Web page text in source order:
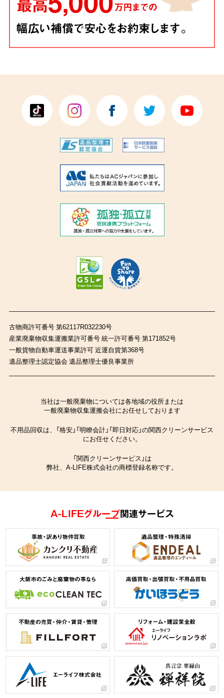
古物商許可番号 第62117R032230号
産業廃棄物収集運搬業許可番号 統一許可番号 第171852号
一般貨物自動車運送事業許可 近運自貨第368号
遺品整理士認定協会 遺品整理士優良事業所
当社は一般廃棄物については各地域の役所または
一般廃棄物収集運搬会社にお任せしております
不用品回収は、「格安」「明瞭会計」「即日対応」の関西クリーンサービス
にお任せください。
「関西クリーンサービス」は
弊社、A-LIFE株式会社の商標登録名称です。
A-LIFEグループ関連サービス